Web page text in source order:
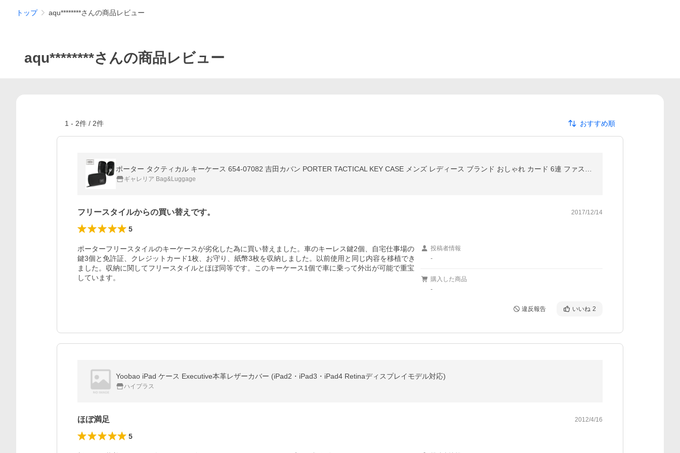
トップ aqu********さんの商品レビュー
aqu********さんの商品レビュー
1 - 2件 / 2件 おすすめ順
ギャレリア Bag&Luggage
フリースタイルからの買い替えです。 2017/12/14
5
ポーターフリースタイルのキーケースが劣化した為に買い替えました。車のキーレス鍵2個、自宅仕事場の
鍵3個と免許証、クレジットカード1枚、お守り、紙幣3枚を収納しました。以前使用と同じ内容を移植でき
ました。収納に関してフリースタイルとほぼ同等です。このキーケース1個で車に乗って外出が可能で重宝
しています。
投稿者情報
-
購入した商品
-
違反報告 いいね 2
Yoobao iPad ケース Executive本革レザーカバー (iPad2・iPad3・iPad4 Retinaディスプレイモデル対応)
ハイプラス
ほぼ満足 2012/4/16
5